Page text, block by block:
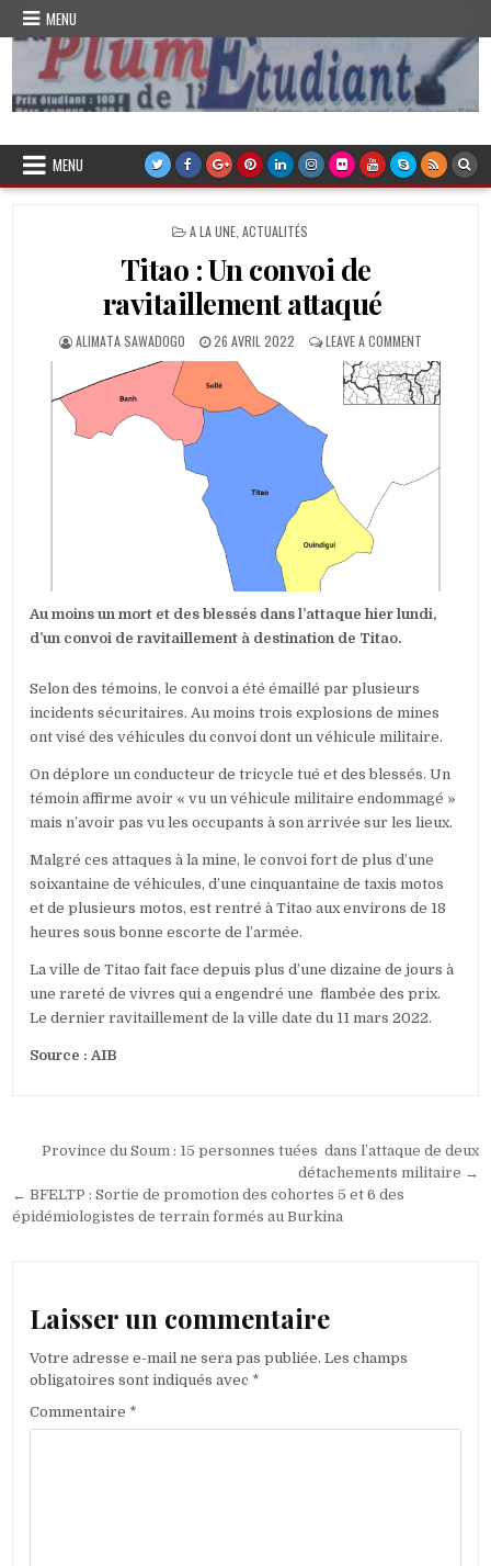
Skip
content
MENU
Plume de l'Etudiant
MENU
POSTED
A LA UNE ACTUALITÉS
Titao : Un convoi de
ravitaillement attaqué
AUTHOR:
ALIMATA SAWADOGO
PUBLISHED
DATE:
26 AVRIL 2022 LEAVE A COMMENTON
TITAO
:
UN
ATTAQUÉ
Au moins un mort et des blessés dans l’attaque hier lundi,
d’un convoi de ravitaillement à destination de Titao.
Selon des témoins, le convoi a été émaillé par plusieurs
incidents sécuritaires. Au moins trois explosions de mines
ont visé des véhicules du convoi dont un véhicule militaire.
On déplore un conducteur de tricycle tué et des blessés. Un
témoin affirme avoir « vu un véhicule militaire endommagé »
mais n’avoir pas vu les occupants à son arrivée sur les lieux.
Malgré ces attaques à la mine, le convoi fort de plus d’une
soixantaine de véhicules, d’une cinquantaine de taxis motos
et de plusieurs motos, est rentré à Titao aux environs de 18
heures sous bonne escorte de l’armée.
La ville de Titao fait face depuis plus d’une dizaine de jours à
une rareté de vivres qui a engendré une flambée des prix.
Le dernier ravitaillement de la ville date du 11 mars 2022.
Source : AIB
Navigation
de
l’article
Province du Soum : 15 personnes tuées dans l’attaque de deux
détachements militaire →
← BFELTP : Sortie de promotion des cohortes 5 et 6 des
épidémiologistes de terrain formés au Burkina
Laisser un commentaire
Votre adresse e-mail ne sera pas publiée. Les champs
obligatoires sont indiqués avec *
Commentaire *